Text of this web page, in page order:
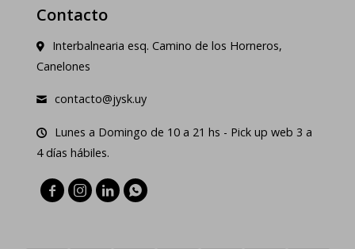
Contacto
Interbalnearia esq. Camino de los Horneros,
Canelones
contacto@jysk.uy
Lunes a Domingo de 10 a 21 hs - Pick up web 3 a
4 días hábiles.
   